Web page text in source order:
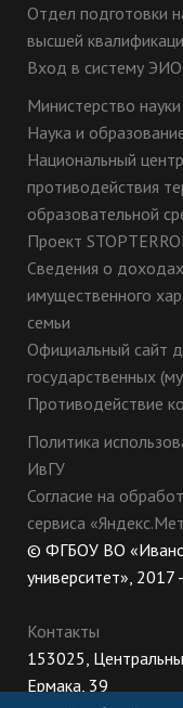
Отдел подготовки
высшей
Вход в систему
Министерство
Наука и
Национальный
противодействия
образовательной
Проект
Сведения о
имущественного
семьи
Официальный сайт
государственных
Противодействие
Политика
ИвГУ
Согласие на
сервиса
© ФГБОУ ВО
университет», 2017
Контакты
153025,
Ермака, 39